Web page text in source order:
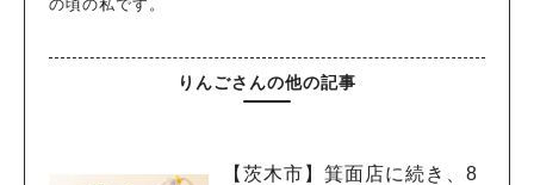
の頃の私です。
りんごさんの他の記事
【茨木市】箕面店に続き、8